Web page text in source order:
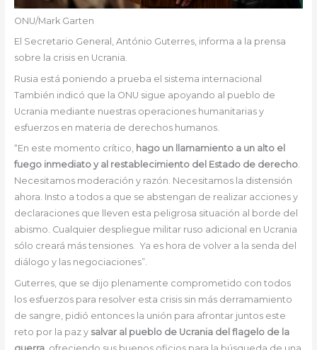
ONU/Mark Garten
El Secretario General, António Guterres, informa a la prensa
sobre la crisis en Ucrania.
Rusia está poniendo a prueba el sistema internacional
También indicó que la ONU sigue apoyando al pueblo de
Ucrania mediante nuestras operaciones humanitarias y
esfuerzos en materia de derechos humanos.
“En este momento crítico, hago un llamamiento a un alto el
fuego inmediato y al restablecimiento del Estado de derecho.
Necesitamos moderación y razón. Necesitamos la distensión
ahora. Insto a todos a que se abstengan de realizar acciones y
declaraciones que lleven esta peligrosa situación al borde del
abismo. Cualquier despliegue militar ruso adicional en Ucrania
sólo creará más tensiones. Ya es hora de volver a la senda del
diálogo y las negociaciones”.
Guterres, que se dijo plenamente comprometido con todos
los esfuerzos para resolver esta crisis sin más derramamiento
de sangre, pidió entonces la unión para afrontar juntos este
reto por la paz y salvar al pueblo de Ucrania del flagelo de la